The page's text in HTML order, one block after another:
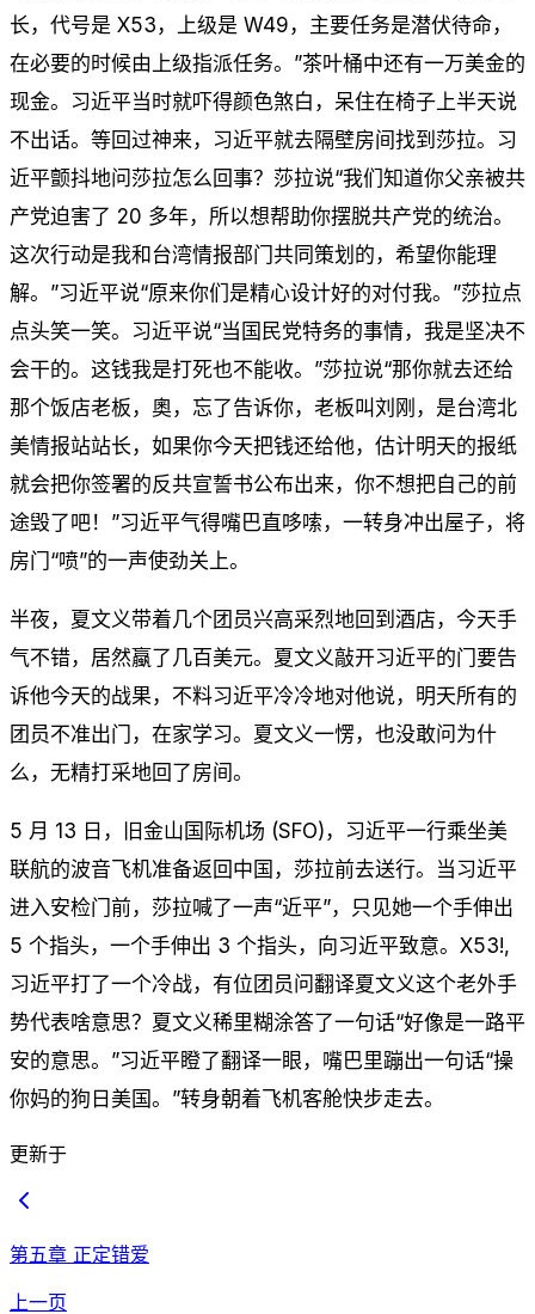
长，代号是 X53，上级是 W49，主要任务是潜伏待命，
在必要的时候由上级指派任务。”茶叶桶中还有一万美金的
现金。习近平当时就吓得颜色煞白，呆住在椅子上半天说
不出话。等回过神来，习近平就去隔壁房间找到莎拉。习
近平颤抖地问莎拉怎么回事？莎拉说“我们知道你父亲被共
产党迫害了 20 多年，所以想帮助你摆脱共产党的统治。
这次行动是我和台湾情报部门共同策划的，希望你能理
解。”习近平说“原来你们是精心设计好的对付我。”莎拉点
点头笑一笑。习近平说“当国民党特务的事情，我是坚决不
会干的。这钱我是打死也不能收。”莎拉说“那你就去还给
那个饭店老板，奧，忘了告诉你，老板叫刘刚，是台湾北
美情报站站长，如果你今天把钱还给他，估计明天的报纸
就会把你签署的反共宣誓书公布出来，你不想把自己的前
途毁了吧！”习近平气得嘴巴直哆嗦，一转身冲出屋子，将
房门“喷”的一声使劲关上。
半夜，夏文义带着几个团员兴高采烈地回到酒店，今天手
气不错，居然蠃了几百美元。夏文义敲开习近平的门要告
诉他今天的战果，不料习近平冷冷地对他说，明天所有的
团员不准出门，在家学习。夏文义一愣，也没敢问为什
么，无精打采地回了房间。
5 月 13 日，旧金山国际机场 (SFO)，习近平一行乘坐美
联航的波音飞机准备返回中国，莎拉前去送行。当习近平
进入安检门前，莎拉喊了一声“近平”，只见她一个手伸出
5 个指头，一个手伸出 3 个指头，向习近平致意。X53!,
习近平打了一个冷战，有位团员问翻译夏文义这个老外手
势代表啥意思？夏文义稀里糊涂答了一句话“好像是一路平
安的意思。”习近平瞪了翻译一眼，嘴巴里蹦出一句话“操
你妈的狗日美国。”转身朝着飞机客舱快步走去。
更新于
第五章 正定错爱
上一页